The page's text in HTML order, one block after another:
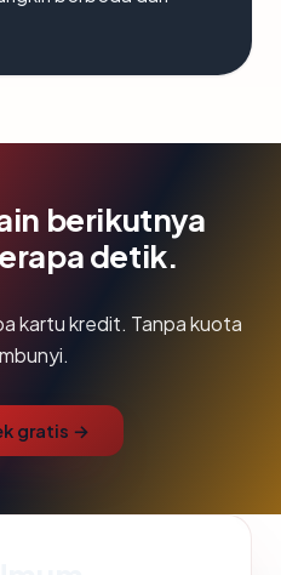
berikutnya
detik.
kartu kredit. Tanpa kuota
gratis →